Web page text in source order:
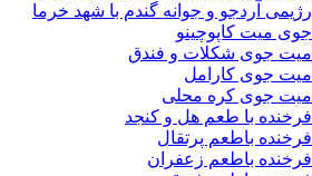
رژیمی آردجو و جوانه گندم با شهد خرما
جوی میت کاپوچینو
میت جوی شکلات و فندق
میت جوی کارامل
میت جوی کره محلی
فرخنده با طعم هل و کنجد
فرخنده باطعم پرتقال
فرخنده باطعم زعفران